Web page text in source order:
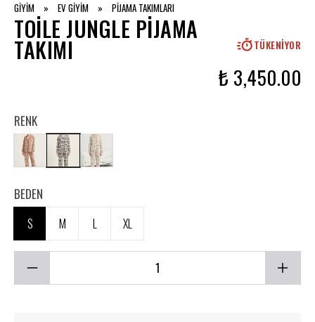
GİYİM » EV GİYİM » PİJAMA TAKIMLARI
TOILE JUNGLE PIJAMA
TAKIMI TÜKENIYOR
₺ 3,450.00
RENK
BEDEN
S M L XL